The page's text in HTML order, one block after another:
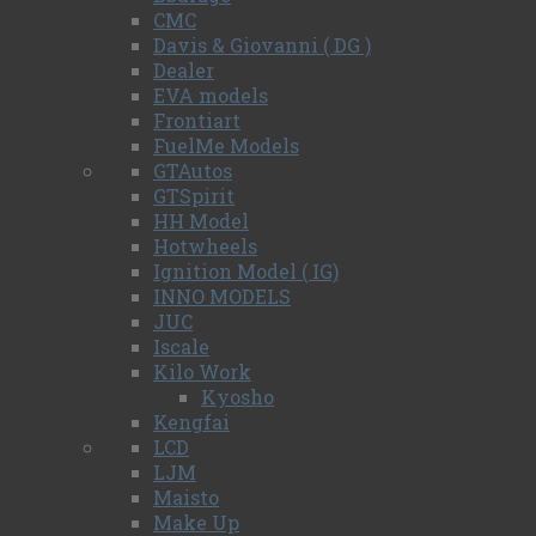
CMC
Davis & Giovanni ( DG )
Dealer
EVA models
Frontiart
FuelMe Models
GTAutos
GTSpirit
HH Model
Hotwheels
Ignition Model ( IG)
INNO MODELS
JUC
Iscale
Kilo Work
Kyosho
Kengfai
LCD
LJM
Maisto
Make Up